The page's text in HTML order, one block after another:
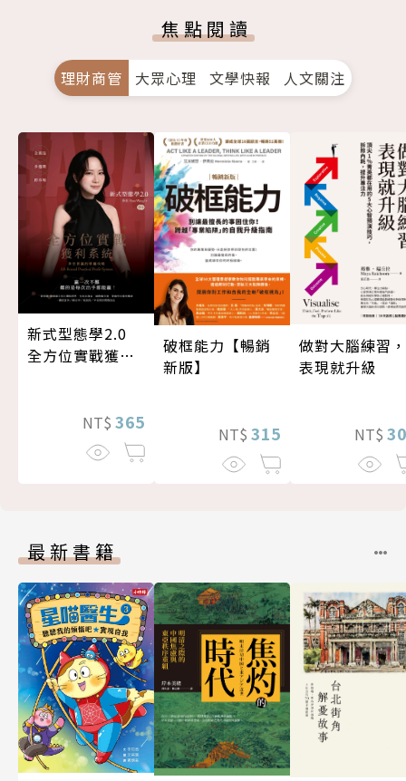
焦點閱讀
理財商管 大眾心理 文學快報 人文關注
新式型態學2.0
全方位實戰獲利
NT$ 365
破框能力【暢銷
新版】
NT$ 315
做對大腦練習，
表現就升級
NT$
最新書籍